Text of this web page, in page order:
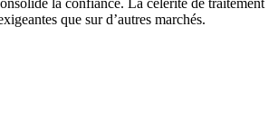
que sur d’autres marchés.